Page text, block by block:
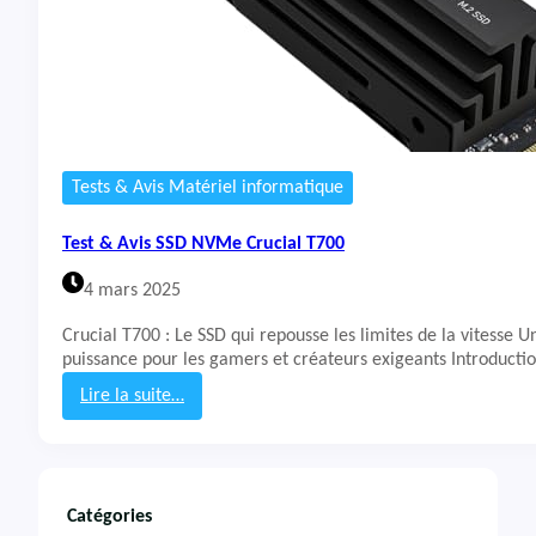
Tests & Avis Matériel informatique
Test & Avis SSD NVMe Crucial T700
4 mars 2025
Crucial T700 : Le SSD qui repousse les limites de la vitesse
puissance pour les gamers et créateurs exigeants
Lire la suite…
:
Catégories